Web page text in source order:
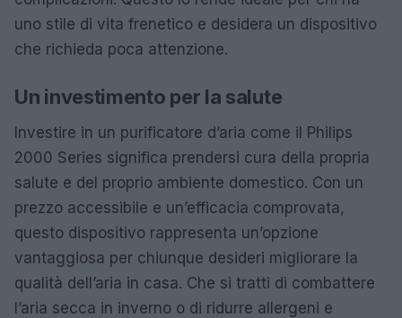
uno stile di vita frenetico e desidera un dispositivo
che richieda poca attenzione.
Un investimento per la salute
Investire in un purificatore d’aria come il Philips
2000 Series significa prendersi cura della propria
salute e del proprio ambiente domestico. Con un
prezzo accessibile e un’efficacia comprovata,
questo dispositivo rappresenta un’opzione
vantaggiosa per chiunque desideri migliorare la
qualità dell’aria in casa. Che si tratti di combattere
l’aria secca in inverno o di ridurre allergeni e